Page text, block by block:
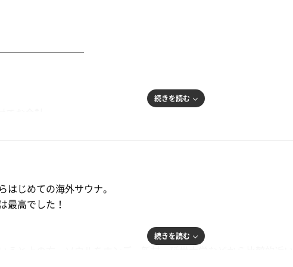
イスタオル3枚を貸してくれます。
あるので、靴を入れて鍵をかけます。下駄箱にロッカーの鍵がつい
＿＿＿＿＿＿＿＿＿＿＿
続きを読む
はじめての海外サウナ。
最高でした！
続きを読む